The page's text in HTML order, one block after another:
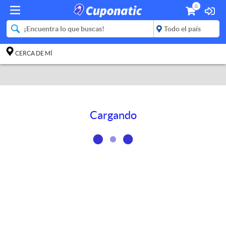
0
CERCA DE MÍ
Cargando